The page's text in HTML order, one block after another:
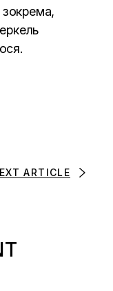
зокрема,
ARTICLE